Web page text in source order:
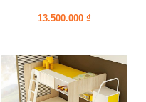
13.500.000 ₫